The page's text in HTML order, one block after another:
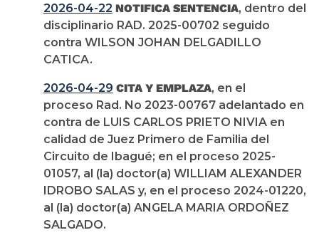
2026-04-22 NOTIFICA SENTENCIA, dentro del
disciplinario RAD. 2025-00702 seguido
contra WILSON JOHAN DELGADILLO
CATICA.
2026-04-29 CITA Y EMPLAZA, en el
proceso Rad. No 2023-00767 adelantado en
contra de LUIS CARLOS PRIETO NIVIA en
calidad de Juez Primero de Familia del
Circuito de Ibagué; en el proceso 2025-
01057, al (la) doctor(a) WILLIAM ALEXANDER
IDROBO SALAS y, en el proceso 2024-01220,
al (la) doctor(a) ANGELA MARIA ORDOÑEZ
SALGADO.